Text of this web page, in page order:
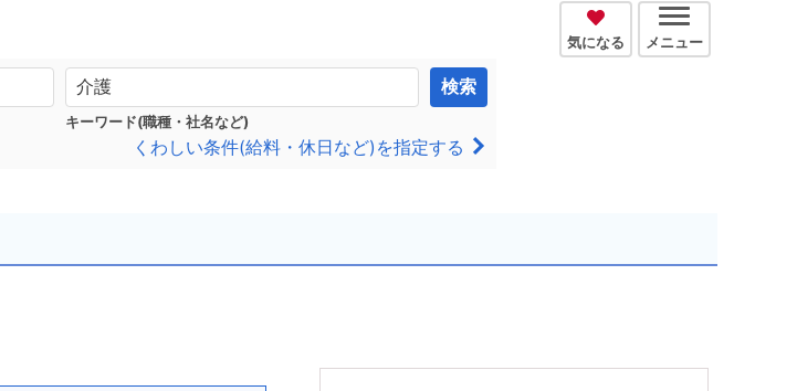
気になる メニュー
キーワード(職種・社名など)
検索
くわしい条件(給料・休日など)を指定する